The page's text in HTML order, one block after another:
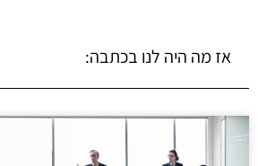
אז מה היה לנו בכתבה: